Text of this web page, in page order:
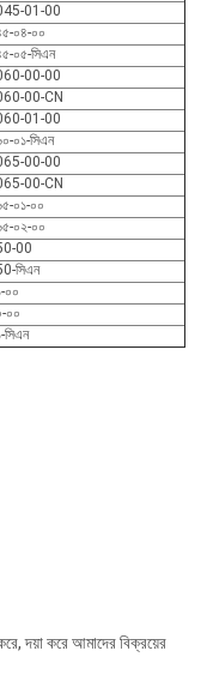
01-00
০৪-০০
০৫-সিএন
00-00
00-CN
01-00
০১-সিএন
00-00
00-CN
০১-০০
০২-০০
00
সিএন
০০
০০
দয়া করে আমাদের বিক্রয়ের